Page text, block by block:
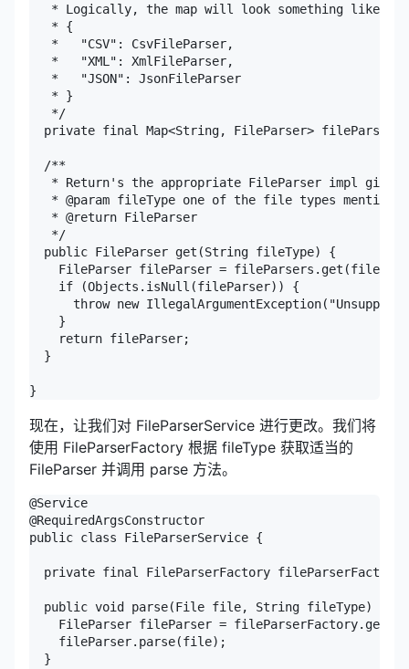
* Logically, the map will look something like
   * {
   *   "CSV": CsvFileParser,
   *   "XML": XmlFileParser,
   *   "JSON": JsonFileParser
   * }
   */
  private final Map<String, FileParser> fileParsers;
  /**
* Return's the appropriate FileParser impl given
* @param fileType one of the file types
   * @return FileParser
   */
  public FileParser get(String fileType) {
FileParser fileParser =
    if (Objects.isNull(fileParser)) {
throw new
    }
    return fileParser;
  }
}
现在，让我们对 FileParserService 进行更改。我们将
使用 FileParserFactory 根据 fileType 获取适当的
FileParser 并调用 parse 方法。
@Service
@RequiredArgsConstructor
public class FileParserService {
  private final FileParserFactory fileParserFactory;
  public void parse(File file, String fileType) {
FileParser fileParser =
    fileParser.parse(file);
  }